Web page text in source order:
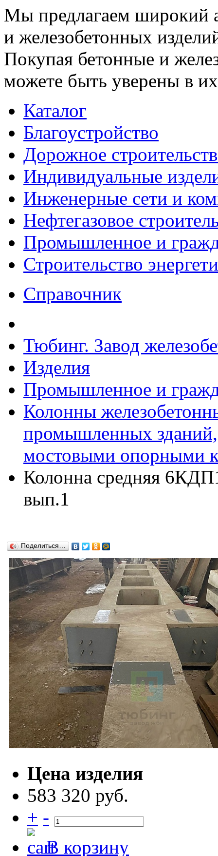
Мы предлагаем широкий
и железобетонных
Покупая бетонные и
можете быть уверены в их
Каталог
Благоустройство
Дорожное
Индивидуальные
Инженерные сети и
Нефтегазовое
Промышленное и
Строительство
Справочник
Тюбинг. Завод
Изделия
Промышленное и
Колонны
промышленных
мостовыми опорными
Колонна средняя
вып.1
Поделиться…
Цена изделия
583 320 руб.
+ -
В корзину